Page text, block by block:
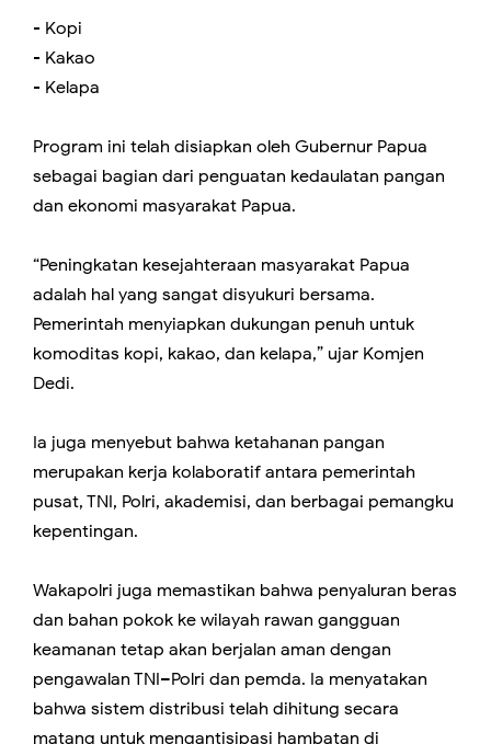
- Kopi
- Kakao
- Kelapa
Program ini telah disiapkan oleh Gubernur Papua
sebagai bagian dari penguatan kedaulatan pangan
dan ekonomi masyarakat Papua.
“Peningkatan kesejahteraan masyarakat Papua
adalah hal yang sangat disyukuri bersama.
Pemerintah menyiapkan dukungan penuh untuk
komoditas kopi, kakao, dan kelapa,” ujar Komjen
Dedi.
Ia juga menyebut bahwa ketahanan pangan
merupakan kerja kolaboratif antara pemerintah
pusat, TNI, Polri, akademisi, dan berbagai pemangku
kepentingan.
Wakapolri juga memastikan bahwa penyaluran beras
dan bahan pokok ke wilayah rawan gangguan
keamanan tetap akan berjalan aman dengan
pengawalan TNI–Polri dan pemda. Ia menyatakan
bahwa sistem distribusi telah dihitung secara
matang untuk mengantisipasi hambatan di